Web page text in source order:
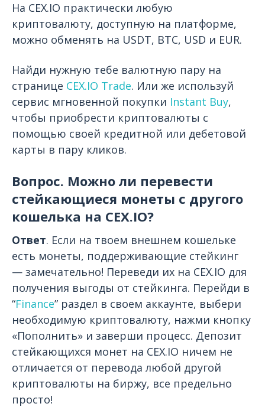
На CEX.IO практически любую
криптовалюту, доступную на платформе,
можно обменять на USDT, BTC, USD и EUR.
Найди нужную тебе валютную пару на
странице CEX.IO Trade. Или же используй
сервис мгновенной покупки Instant Buy,
чтобы приобрести криптовалюты с
помощью своей кредитной или дебетовой
карты в пару кликов.
Вопрос. Можно ли перевести
стейкающиеся монеты с другого
кошелька на CEX.IO?
Ответ. Если на твоем внешнем кошельке
есть монеты, поддерживающие стейкинг
— замечательно! Переведи их на CEX.IO для
получения выгоды от стейкинга. Перейди в
“Finance” раздел в своем аккаунте, выбери
необходимую криптовалюту, нажми кнопку
«Пополнить» и заверши процесс. Депозит
стейкающихся монет на CEX.IO ничем не
отличается от перевода любой другой
криптовалюты на биржу, все предельно
просто!